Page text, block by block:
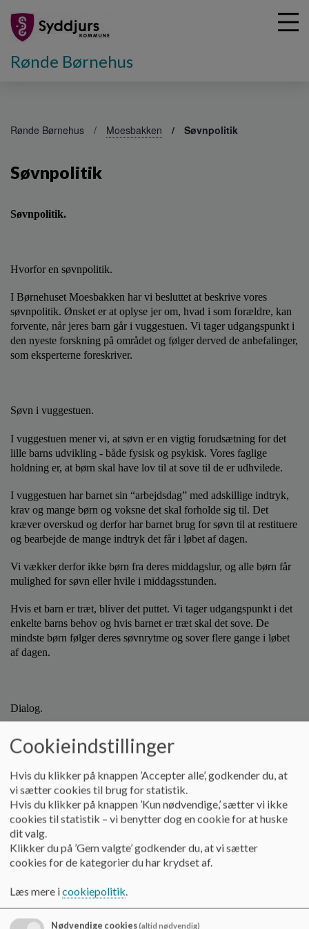
Rønde Børnehus
Rønde Børnehus Moesbakken Søvnpolitik
Søvnpolitik
Søvnpolitik.
Hvorfor en søvnpolitik.
I Børnehuset Moesbakken har vi besluttet at beskrive vores
søvnpolitik. Ønsket er at oplyse jer om, hvad i som forældre, kan
forvente, når jeres barn går i vuggestuen. Vi tager udgangspunkt i
den nyeste forskning på området og følger derved de anbefalinger,
som eksperterne foreskriver.
Søvn i vuggestuen.
I vuggestuen mener vi, at søvn er en vigtig forudsætning for det
lille barns udvikling - både fysisk og psykisk. Vores faglige
holdning er, at børn skal have lov til at sove til de er udhvilede.
I vuggestuen har barnet sin “arbejdsdag” med adskillige indtryk,
krav og mange børn og voksne det skal forholde sig til. Det
kræver overskud og derfor har barnet brug for søvn til at restituere
og bearbejde de mange indtryk det får i løbet af dagen.
Vi vækker derfor ikke børn fra deres middagslur, og alle børn får
mulighed for søvn eller hvile i middagsstunden.
Hvis et barn er træt, bliver det puttet. Vi tager udgangspunkt i det
enkelte barns behov og hvis barnet er træt skal det sove. De
mindste børn følger deres søvnrytme og sover flere gange i løbet
af dagen.
Dialog.
I perioder kan kan der være behov for regulering af søvnen, f.eks.
I overgangen fra 2 til 1 lur om dagen. Her er dialogen mellem
sovemønster for barnet. Vi ser det som et fælles projekt at jeres
barn har en god søvnrytme, som fungere både i vuggestuen og
derhjemme. Derfor vil vi gerne rådgive og tale om løsninger, hvis
der i perioder er problemer med at få jeres barn til at sove
derhjemme.
Ritualer inden middagssøvn.
Når børnene har spist frokost, er der faste ritualer inden de skal ud
Cookieindstillinger
Hvis du klikker på knappen ’Accepter alle’, godkender du, at
vi sætter cookies til brug for statistik.
Hvis du klikker på knappen ’Kun nødvendige,’ sætter vi ikke
cookies til statistik – vi benytter dog en cookie for at huske
dit valg.
Klikker du på ’Gem valgte’ godkender du, at vi sætter
cookies for de kategorier du har krydset af.
Læs mere icookiepolitik.
Nødvendige cookies(altid nødvendig)